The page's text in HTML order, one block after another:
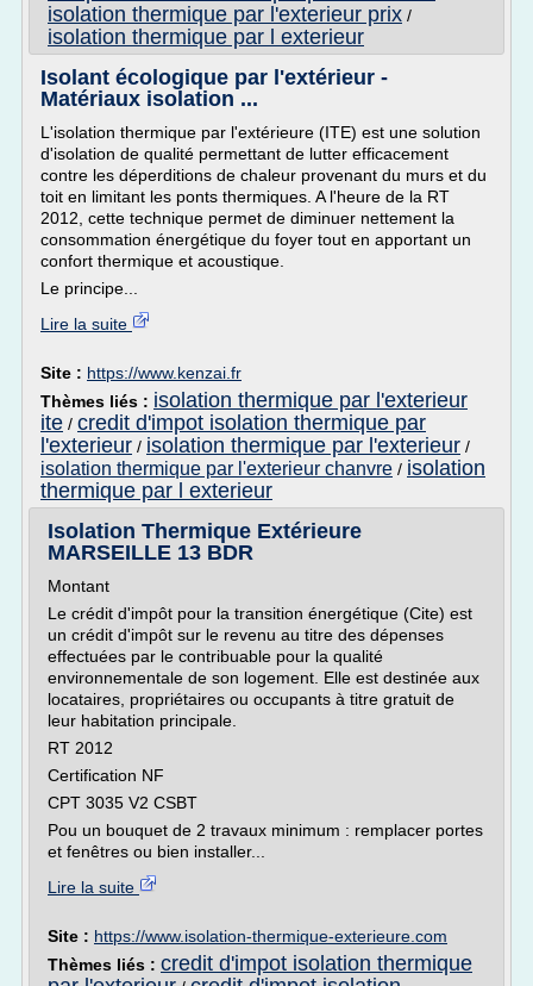
isolation thermique par l'exterieur prix /
isolation thermique par l exterieur
Isolant écologique par l'extérieur -
Matériaux isolation ...
L'isolation thermique par l'extérieure (ITE) est une solution
d'isolation de qualité permettant de lutter efficacement
contre les déperditions de chaleur provenant du murs et du
toit en limitant les ponts thermiques. A l'heure de la RT
2012, cette technique permet de diminuer nettement la
consommation énergétique du foyer tout en apportant un
confort thermique et acoustique.
Le principe...
Lire la suite
Site : https://www.kenzai.fr
Thèmes liés : isolation thermique par l'exterieur
ite / credit d'impot isolation thermique par
l'exterieur / isolation thermique par l'exterieur /
isolation thermique par l'exterieur chanvre / isolation
thermique par l exterieur
Isolation Thermique Extérieure
MARSEILLE 13 BDR
Montant
Le crédit d'impôt pour la transition énergétique (Cite) est
un crédit d'impôt sur le revenu au titre des dépenses
effectuées par le contribuable pour la qualité
environnementale de son logement. Elle est destinée aux
locataires, propriétaires ou occupants à titre gratuit de
leur habitation principale.
RT 2012
Certification NF
CPT 3035 V2 CSBT
Pou un bouquet de 2 travaux minimum : remplacer portes
et fenêtres ou bien installer...
Lire la suite
Site : https://www.isolation-thermique-exterieure.com
Thèmes liés : credit d'impot isolation thermique